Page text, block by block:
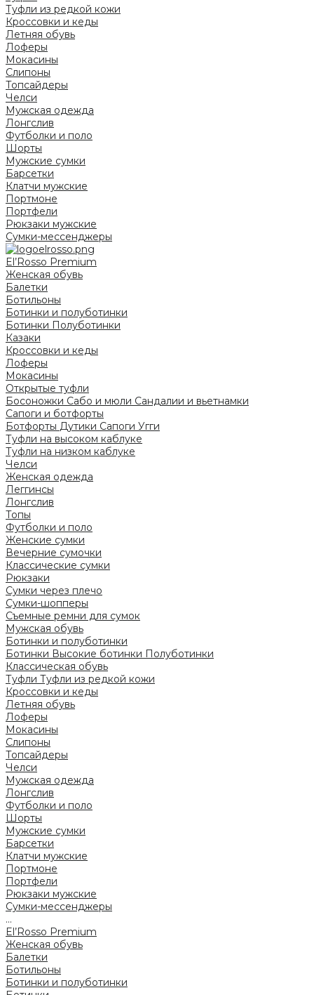
Туфли из редкой кожи
Кроссовки и кеды
Летняя обувь
Лоферы
Мокасины
Слипоны
Топсайдеры
Челси
Мужская одежда
Лонгслив
Футболки и поло
Шорты
Мужские сумки
Барсетки
Клатчи мужские
Портмоне
Портфели
Рюкзаки мужские
Сумки-мессенджеры
El’Rosso Premium
Женская обувь
Балетки
Ботильоны
Ботинки и полуботинки
Ботинки Полуботинки
Казаки
Кроссовки и кеды
Лоферы
Мокасины
Открытые туфли
Босоножки Сабо и мюли Сандалии и вьетнамки
Сапоги и ботфорты
Ботфорты Дутики Сапоги Угги
Туфли на высоком каблуке
Туфли на низком каблуке
Челси
Женская одежда
Леггинсы
Лонгслив
Топы
Футболки и поло
Женские сумки
Вечерние сумочки
Классические сумки
Рюкзаки
Сумки через плечо
Сумки-шопперы
Съемные ремни для сумок
Мужская обувь
Ботинки и полуботинки
Ботинки Высокие ботинки Полуботинки
Классическая обувь
Туфли Туфли из редкой кожи
Кроссовки и кеды
Летняя обувь
Лоферы
Мокасины
Слипоны
Топсайдеры
Челси
Мужская одежда
Лонгслив
Футболки и поло
Шорты
Мужские сумки
Барсетки
Клатчи мужские
Портмоне
Портфели
Рюкзаки мужские
Сумки-мессенджеры
...
El’Rosso Premium
Женская обувь
Балетки
Ботильоны
Ботинки и полуботинки